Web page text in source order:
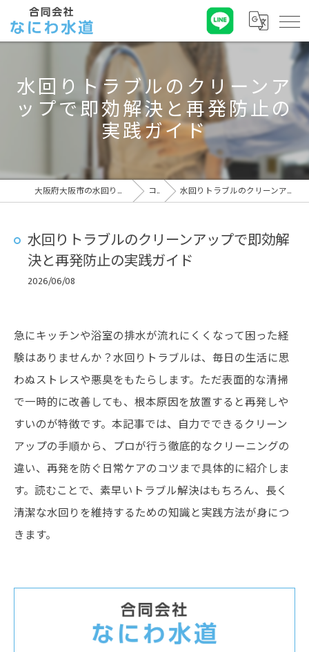
水回りトラブルのクリーンア
ップで即効解決と再発防止の
実践ガイド
大阪府大阪市の水回りトラブルなら合同会社なにわ水道 コラム 水回りトラブルのクリーンアップで即効解決と再発防止の実践ガイド
水回りトラブルのクリーンアップで即効解
決と再発防止の実践ガイド
2026/06/08
急にキッチンや浴室の排水が流れにくくなって困った経
験はありませんか？水回りトラブルは、毎日の生活に思
わぬストレスや悪臭をもたらします。ただ表面的な清掃
で一時的に改善しても、根本原因を放置すると再発しや
すいのが特徴です。本記事では、自力でできるクリーン
アップの手順から、プロが行う徹底的なクリーニングの
違い、再発を防ぐ日常ケアのコツまで具体的に紹介しま
す。読むことで、素早いトラブル解決はもちろん、長く
清潔な水回りを維持するための知識と実践方法が身につ
きます。